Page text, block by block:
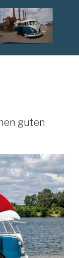
guten